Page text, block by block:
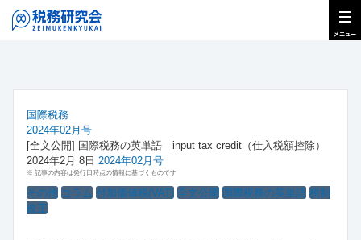
国際税務
2024年02月号
[全文公開] 国際税務の英単語 input tax credit（仕入税額控除）
2024年2月 8日 2024年02月号
※ 記事の内容は発行日時点の情報に基づくものです
その他 コラム 付加価値税(VAT) 全文公開 国際税務の英単語 税制
改正